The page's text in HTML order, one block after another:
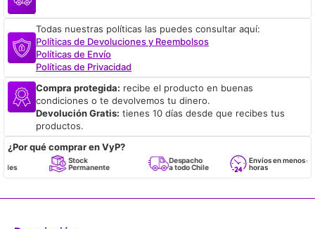
Todas nuestras políticas las puedes consultar aquí:
Políticas de Devoluciones y Reembolsos
Políticas de Envío
Políticas de Privacidad
Compra protegida: recibe el producto en buenas
condiciones o te devolvemos tu dinero.
Devolución Gratis: tienes 10 días desde que recibes tus
productos.
¿Por qué comprar en VyP?
Stock
Permanente
Despacho
a todo Chile
Envíos en menos de 24
horas